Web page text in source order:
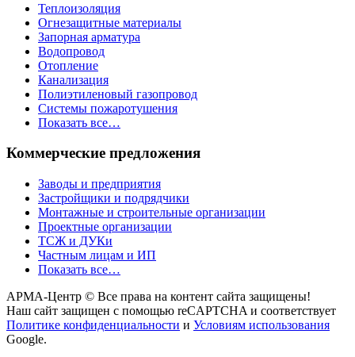
Теплоизоляция
Огнезащитные материалы
Запорная арматура
Водопровод
Отопление
Канализация
Полиэтиленовый газопровод
Системы пожаротушения
Показать все…
Коммерческие предложения
Заводы и предприятия
Застройщики и подрядчики
Монтажные и строительные организации
Проектные организации
ТСЖ и ДУКи
Частным лицам и ИП
Показать все…
АРМА-Центр ©️ Все права на контент сайта защищены!
Наш сайт защищен с помощью reCAPTCHA и соответствует
Политике конфиденциальности и Условиям использования
Google.